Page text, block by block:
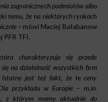
zagranicznych podmiotów albo
temu, że na niektórych rynkach
– mówi Maciej Bałabanow
PFR TFI.
charakteryzuje się przede
na działalność wszystkich firm
Istotny jest też fakt, że te ceny
przykładu w Europie – m.in.
z którym mamy aktualnie do